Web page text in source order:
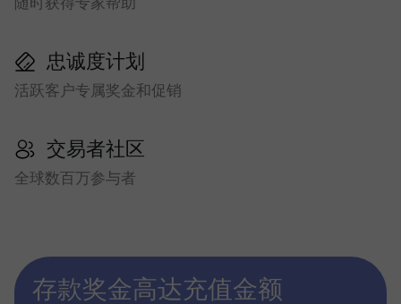
忠诚度计划
活跃客户专属奖金和促销
交易者社区
全球数百万参与者
存款奖金高达充值金额